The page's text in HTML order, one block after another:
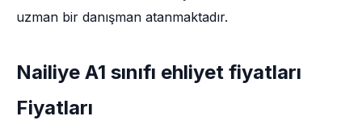
uzman bir danışman atanmaktadır.
Nailiye A1 sınıfı ehliyet fiyatları
Fiyatları